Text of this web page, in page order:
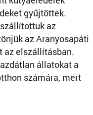
gyűjtöttek.
az
az Aranyosapáti
az elszállításban.
állatokat a
számára, mert